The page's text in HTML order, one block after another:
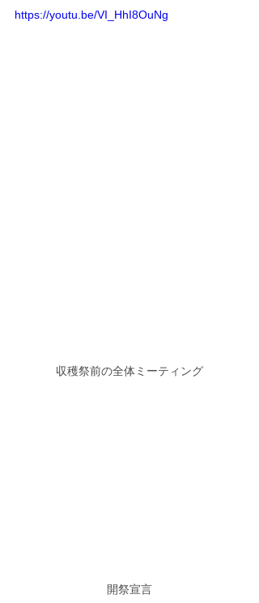
https://youtu.be/VI_HhI8OuNg
収穫祭前の全体ミーティング
開祭宣言